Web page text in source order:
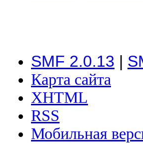
SMF 2.0.13 |
Карта сайта
XHTML
RSS
Мобильная